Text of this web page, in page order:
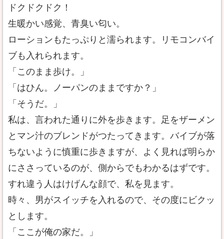
ドクドクドク！
生暖かい感覚、青臭い匂い。
ローションもたっぷりと濡られます。リモコンバイ
ブも入れられます。
「このまま歩け。」
「はひん。ノーパンのままですか？」
「そうだ。」
私は、言われた通りに外を歩きます。足をザーメン
とマン汁のブレンドがつたってきます。バイブが落
ちないように慎重に歩きますが、よく見れば明らか
にささっているのが、側からでもわかるはずです。
すれ違う人はけげんな顔で、私を見ます。
時々、男がスイッチを入れるので、その度にビクッ
とします。
「ここが俺の家だ。」